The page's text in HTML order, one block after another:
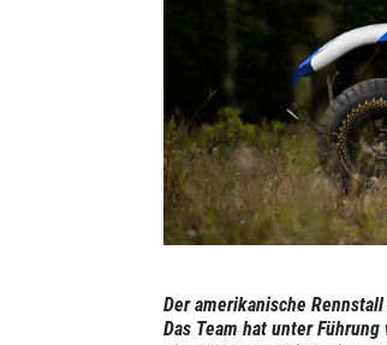
Der amerikanische
Das Team hat unter